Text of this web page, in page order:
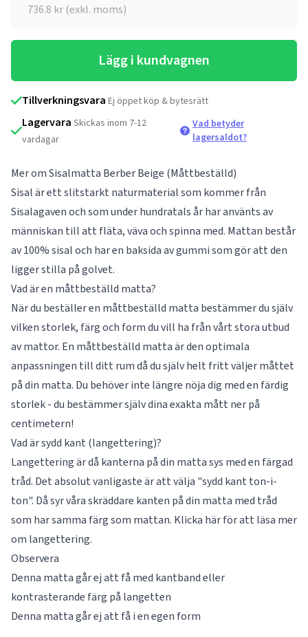
736.8 kr (exkl. moms)
Lägg i kundvagnen
Tillverkningsvara Ej öppet köp & bytesrätt
Lagervara Skickas inom 7-12
vardagar
Vad betyder
lagersaldot?
Mer om Sisalmatta Berber Beige (Måttbeställd)
Sisal är ett slitstarkt naturmaterial som kommer från
Sisalagaven och som under hundratals år har använts av
människan till att fläta, väva och spinna med. Mattan består
av 100% sisal och har en baksida av gummi som gör att den
ligger stilla på golvet.
Vad är en måttbeställd matta?
När du beställer en måttbeställd matta bestämmer du själv
vilken storlek, färg och form du vill ha från vårt stora utbud
av mattor. En måttbeställd matta är den optimala
anpassningen till ditt rum då du själv helt fritt väljer måttet
på din matta. Du behöver inte längre nöja dig med en färdig
storlek - du bestämmer själv dina exakta mått ner på
centimetern!
Vad är sydd kant (langettering)?
Langettering är då kanterna på din matta sys med en färgad
tråd. Det absolut vanligaste är att välja "sydd kant ton-i-
ton". Då syr våra skräddare kanten på din matta med tråd
som har samma färg som mattan. Klicka här för att läsa mer
om langettering.
Observera
Denna matta går ej att få med kantband eller
kontrasterande färg på langetten
Denna matta går ej att få i en egen form